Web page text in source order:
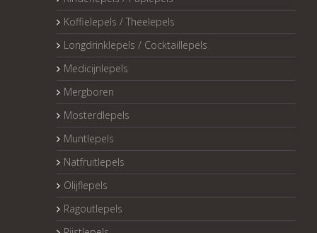
Koffielepels / Theelepels
Longdrinklepels / Cocktaillepels
Medicijnlepels
Mergboren
Mosterdlepels
Muntlepels
Natfruitlepels
Olijflepels
Ragoutlepels